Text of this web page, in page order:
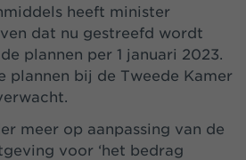
heeft minister
dat nu gestreefd wordt
plannen per 1 januari 2023.
plannen bij de Tweede Kamer
meer op aanpassing van de
voor ‘het bedrag